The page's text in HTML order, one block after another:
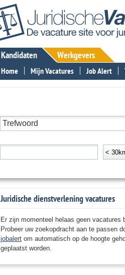
Kandidaten
Home Mijn Vacatures Job Alert
Werkgevers
<
Juridische dienstverlening vacatures
Er zijn momenteel helaas geen
Probeer uw zoekopdracht aan te passen
jobalert om automatisch op de hoogte
geplaatst worden.